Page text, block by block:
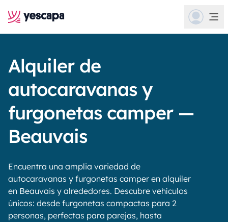
Alquiler de
autocaravanas y
furgonetas camper —
Beauvais
Encuentra una amplia variedad de
autocaravanas y furgonetas camper en alquiler
en Beauvais y alrededores. Descubre vehículos
únicos: desde furgonetas compactas para 2
personas, perfectas para parejas, hasta